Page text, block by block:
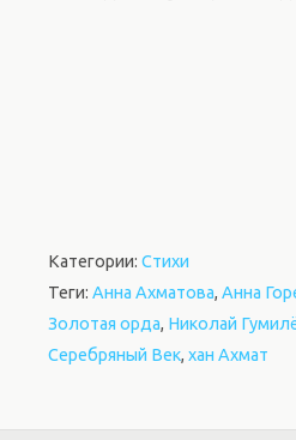
Категории: Стихи
Теги: Анна Ахматова, Анна
Золотая орда, Николай
Серебряный Век, хан Ахмат